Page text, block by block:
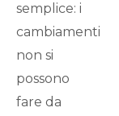
semplice: i
cambiamenti
non si
possono
fare da